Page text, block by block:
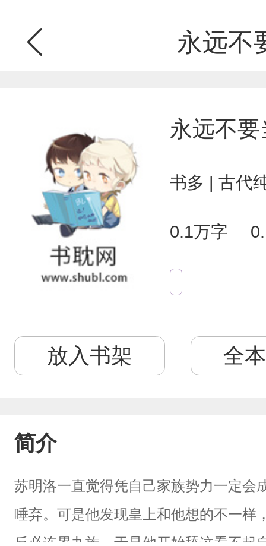
永远不
永远不
书多 | 古代
0.1万字
放入书架 全
简介
苏明洛一直觉得凭自己家族势力一定会
唾弃。可是他发现皇上和他想的不一样
反必连累九族。于是他开始舔这看不